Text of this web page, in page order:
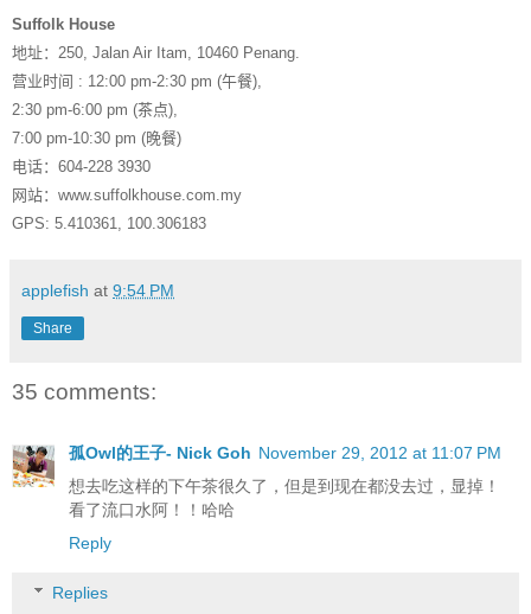
Suffolk House
地址： 250, Jalan Air Itam, 10460 Penang.
营业时间 : 12:00 pm-2:30 pm (午餐),
2:30 pm-6:00 pm (茶点),
7:00 pm-10:30 pm (晚餐)
电话： 604-228 3930
网站： www.suffolkhouse.com.my
GPS: 5.410361, 100.306183
applefish at 9:54 PM
Share
35 comments:
孤Owl的王子- Nick Goh November 29, 2012 at 11:07 PM
想去吃这样的下午茶很久了，但是到现在都没去过，显掉！
看了流口水阿！！哈哈
Reply
Replies